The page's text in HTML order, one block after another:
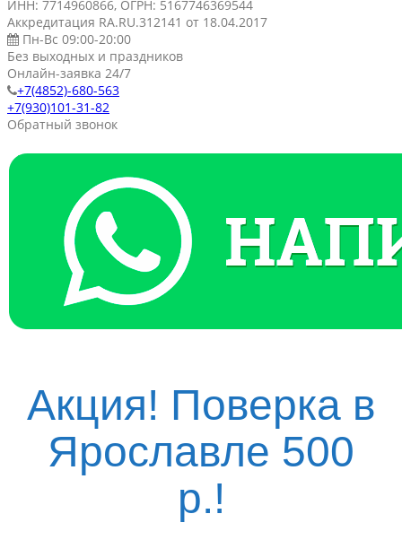
ИНН: 7714960866, ОГРН: 5167746369544
Аккредитация RA.RU.312141 от 18.04.2017
Пн-Вс 09:00-20:00
Без выходных и праздников
Онлайн-заявка 24/7
+7(4852)-680-563
+7(930)101-31-82
Обратный звонок
Акция! Поверка в
Ярославле 500
р.!